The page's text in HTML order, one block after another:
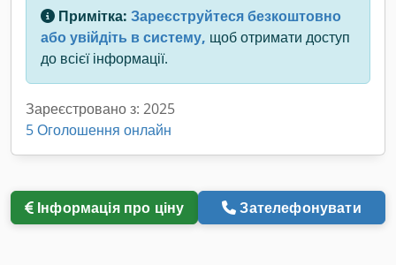
Примітка: Зареєструйтеся безкоштовно
або увійдіть в систему, щоб отримати доступ
до всієї інформації.
Зареєстровано з: 2025
5 Оголошення онлайн
Інформація про ціну Зателефонувати